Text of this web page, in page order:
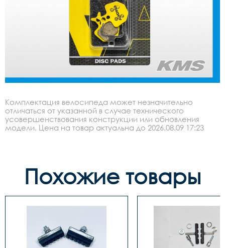
Комплектация велосипеда может незначительно
отличаться от указанной в случае технического
усовершенствования конструкции или обновления
модели. Цена на товар актуальна до 2026.08.09 17:23
Похожие товары